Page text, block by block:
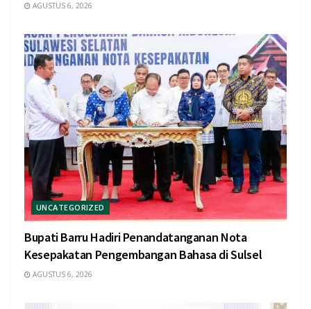
AGUSTUS 6, 2026
UNCATEGORIZED
Bupati Barru Hadiri Penandatanganan Nota
Kesepakatan Pengembangan Bahasa di Sulsel
AGUSTUS 6, 2026